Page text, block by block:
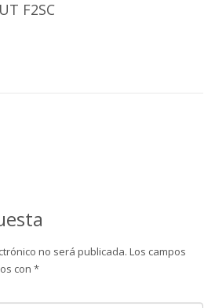
F2SC
no será publicada. Los campos
con *